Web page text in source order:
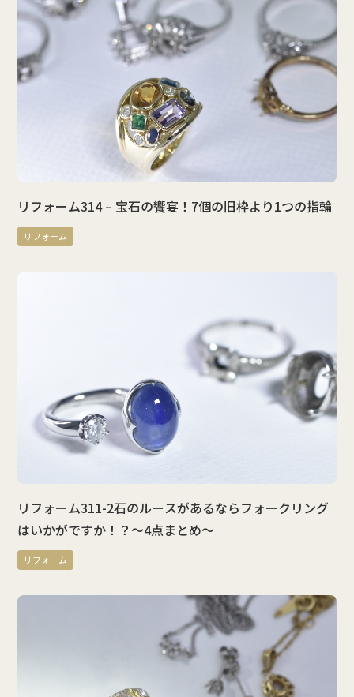
リフォーム314 – 宝石の饗宴！7個の旧枠より1つの指輪
リフォーム
リフォーム311-2石のルースがあるならフォークリング
はいかがですか！？～4点まとめ～
リフォーム